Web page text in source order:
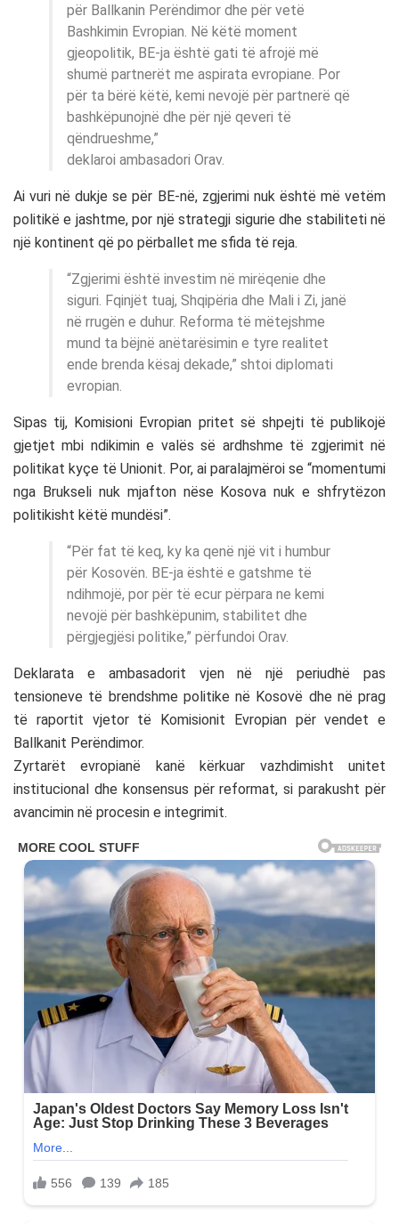
për Ballkanin Perëndimor dhe për vetë
Bashkimin Evropian. Në këtë moment
gjeopolitik, BE-ja është gati të afrojë më
shumë partnerët me aspirata evropiane. Por
për ta bërë këtë, kemi nevojë për partnerë që
bashkëpunojnë dhe për një qeveri të
qëndrueshme,”
deklaroi ambasadori Orav.
Ai vuri në dukje se për BE-në, zgjerimi nuk është më vetëm
politikë e jashtme, por një strategji sigurie dhe stabiliteti në
një kontinent që po përballet me sfida të reja.
“Zgjerimi është investim në mirëqenie dhe
siguri. Fqinjët tuaj, Shqipëria dhe Mali i Zi, janë
në rrugën e duhur. Reforma të mëtejshme
mund ta bëjnë anëtarësimin e tyre realitet
ende brenda kësaj dekade,” shtoi diplomati
evropian.
Sipas tij, Komisioni Evropian pritet së shpejti të publikojë
gjetjet mbi ndikimin e valës së ardhshme të zgjerimit në
politikat kyçe të Unionit. Por, ai paralajmëroi se “momentumi
nga Brukseli nuk mjafton nëse Kosova nuk e shfrytëzon
politikisht këtë mundësi”.
“Për fat të keq, ky ka qenë një vit i humbur
për Kosovën. BE-ja është e gatshme të
ndihmojë, por për të ecur përpara ne kemi
nevojë për bashkëpunim, stabilitet dhe
përgjegjësi politike,” përfundoi Orav.
Deklarata e ambasadorit vjen në një periudhë pas
tensioneve të brendshme politike në Kosovë dhe në prag
të raportit vjetor të Komisionit Evropian për vendet e
Ballkanit Perëndimor.
Zyrtarët evropianë kanë kërkuar vazhdimisht unitet
institucional dhe konsensus për reformat, si parakusht për
avancimin në procesin e integrimit.